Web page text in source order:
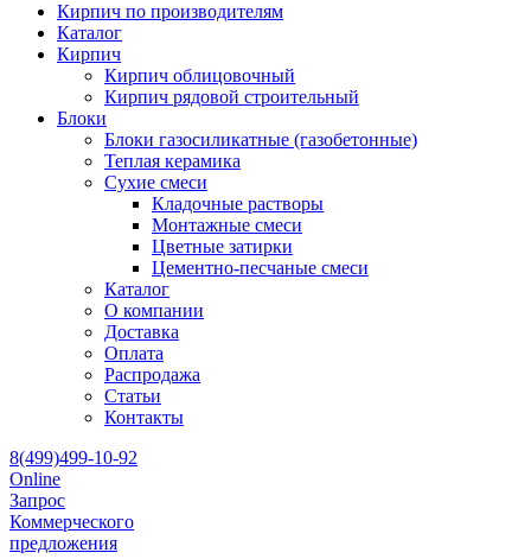
Кирпич по производителям
Каталог
Кирпич
Кирпич облицовочный
Кирпич рядовой строительный
Блоки
Блоки газосиликатные (газобетонные)
Теплая керамика
Сухие смеси
Кладочные растворы
Монтажные смеси
Цветные затирки
Цементно-песчаные смеси
Каталог
О компании
Доставка
Оплата
Распродажа
Статьи
Контакты
8(499)499-10-92
Online
Запрос
Коммерческого
предложения